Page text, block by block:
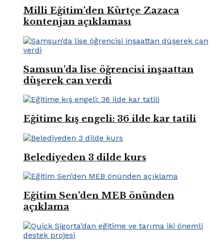
Milli Eğitim’den Kürtçe Zazaca
kontenjan açıklaması
Samsun’da lise öğrencisi inşaattan
düşerek can verdi
Eğitime kış engeli: 36 ilde kar tatili
Belediyeden 3 dilde kurs
Eğitim Sen’den MEB önünden
açıklama